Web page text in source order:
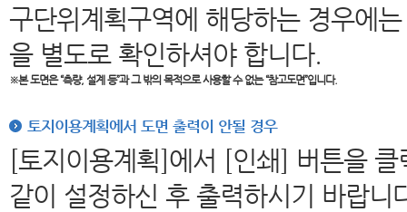
구단위계획구역에 해당하는 경우에
을 별도로 확인하셔야 합니다.
※본 도면은“측량, 설계 등”과 그 밖의 목적으로 사용할 수 없는 “참고도면”입니다.
토지이용계획에서 도면 출력이 안될 경우
[토지이용계획]에서 [인쇄] 버튼을
같이 설정하신 후 출력하시기 바랍니